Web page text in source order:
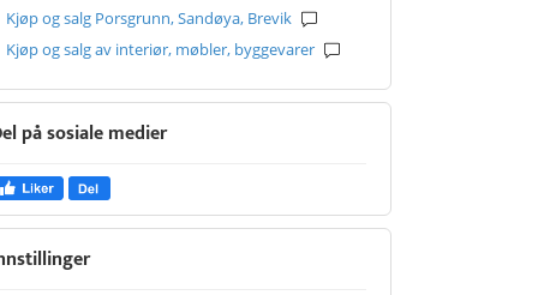
Kjøp og salg Porsgrunn, Sandøya, Brevik
Kjøp og salg av interiør, møbler, byggevarer
på sosiale medier